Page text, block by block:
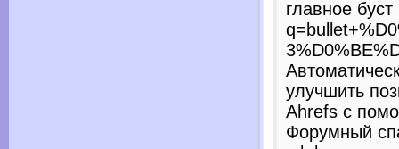
главное
улучшить
Ahrefs с
Форумный